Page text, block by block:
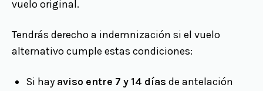
vuelo original.
Tendrás derecho a indemnización si el vuelo
alternativo cumple estas condiciones:
Si hay aviso entre 7 y 14 días de antelación